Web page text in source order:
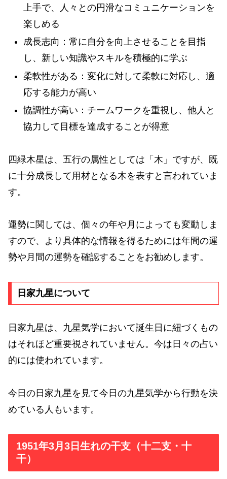
上手で、人々との円滑なコミュニケーションを
楽しめる
成長志向：常に自分を向上させることを目指
し、新しい知識やスキルを積極的に学ぶ
柔軟性がある：変化に対して柔軟に対応し、適
応する能力が高い
協調性が高い：チームワークを重視し、他人と
協力して目標を達成することが得意
四緑木星は、五行の属性としては「木」ですが、既
に十分成長して用材となる木を表すと言われていま
す。
運勢に関しては、個々の年や月によっても変動しま
すので、より具体的な情報を得るためには年間の運
勢や月間の運勢を確認することをお勧めします。
日家九星について
日家九星は、九星気学において誕生日に紐づくもの
はそれほど重要視されていません。今は日々の占い
的には使われています。
今日の日家九星を見て今日の九星気学から行動を決
めている人もいます。
1951年3月3日生れの干支（十二支・十
干）